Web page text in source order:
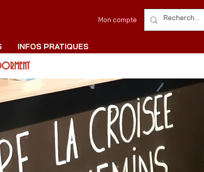
Mon compte
INFOS PRATIQUES